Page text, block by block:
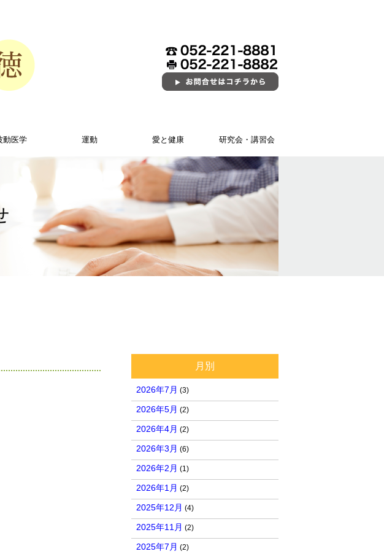
動医学 運動 愛と健康 研究会・講習会
月別
2026年7月 (3)
2026年5月 (2)
2026年4月 (2)
2026年3月 (6)
2026年2月 (1)
2026年1月 (2)
2025年12月 (4)
2025年11月 (2)
2025年7月 (2)